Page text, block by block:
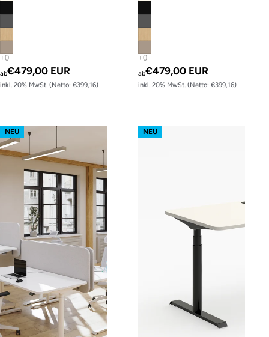
ab€479,00 EUR
inkl. 20% MwSt. (Netto: €399,16)
ab€479,00 EUR
inkl. 20% MwSt. (Netto: €399,16)
s62 prime – Gestell Weiß (glatt)
NEU s62 prime – Gestell Schwarz
NEU